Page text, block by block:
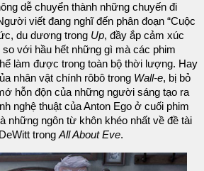
dễ chuyển thành những chuyến đi
viết đang nghĩ đến phân đoạn “Cuộc
du dương trong Up, đầy ắp cảm xúc
so với hầu hết những gì mà các phim
làm được trong toàn bộ thời lượng. Hay
nhân vật chính rôbô trong Wall-e, bị bỏ
hỗn độn của những người sáng tạo ra
nghệ thuật của Anton Ego ở cuối phim
những ngôn từ khôn khéo nhất về đề tài
trong All About Eve.